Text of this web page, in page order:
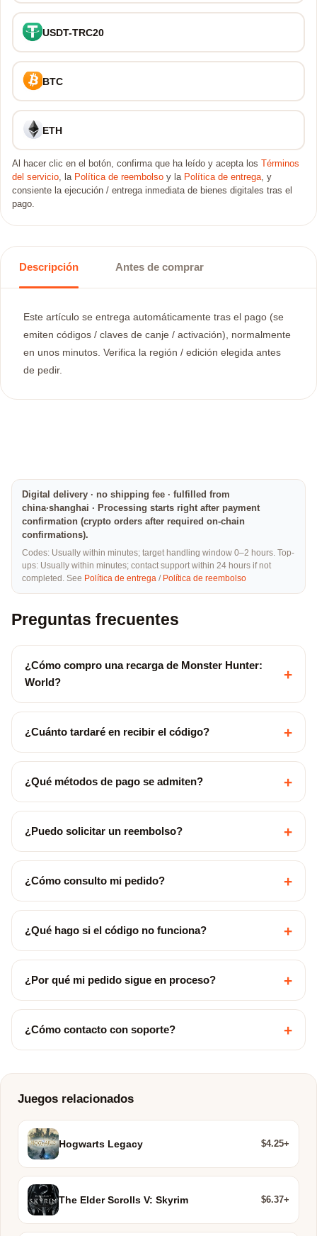
USDT-TRC20
BTC
ETH
Al hacer clic en el botón, confirma que ha leído y acepta los
Términos
del servicio, la Política de reembolso y la Política de entrega, y
consiente la ejecución / entrega inmediata de bienes digitales tras el
pago.
Descripción Antes de comprar
Este artículo se entrega automáticamente tras el pago (se
emiten códigos / claves de canje / activación), normalmente
en unos minutos. Verifica la región / edición elegida antes
de pedir.
Digital delivery · no shipping fee · fulfilled from
china·shanghai · Processing starts right after payment
confirmation (crypto orders after required on-chain
confirmations).
Codes: Usually within minutes; target handling window 0–2 hours. Top-
ups: Usually within minutes; contact support within 24 hours if not
completed. See Política de entrega / Política de reembolso
Preguntas frecuentes
¿Cómo compro una recarga de Monster Hunter:
World?
+
¿Cuánto tardaré en recibir el código? +
¿Qué métodos de pago se admiten? +
¿Puedo solicitar un reembolso? +
¿Cómo consulto mi pedido? +
¿Qué hago si el código no funciona? +
¿Por qué mi pedido sigue en proceso? +
¿Cómo contacto con soporte? +
Juegos relacionados
Hogwarts Legacy $4.25+
The Elder Scrolls V: Skyrim $6.37+